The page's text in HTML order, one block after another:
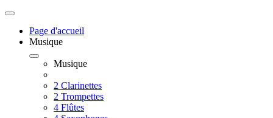
Page d'accueil
Musique
Musique
2 Clarinettes
2 Trompettes
4 Flûtes